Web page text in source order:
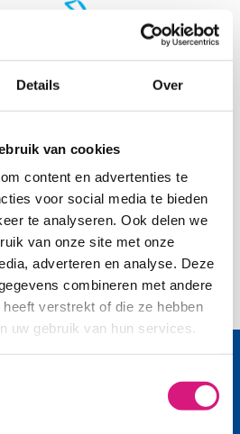
Details Over
van cookies
content en advertenties te
voor social media te bieden
te analyseren. Ook delen we
van onze site met onze
adverteren en analyse. Deze
combineren met andere
verstrekt of die ze hebben
uw gebruik van hun services.
op:Harens Lyceum ›
deze pagina op Facebook
deze pagina op LinkedIn
deze pagina op WhatsApp
Deel deze pagina op E-mail